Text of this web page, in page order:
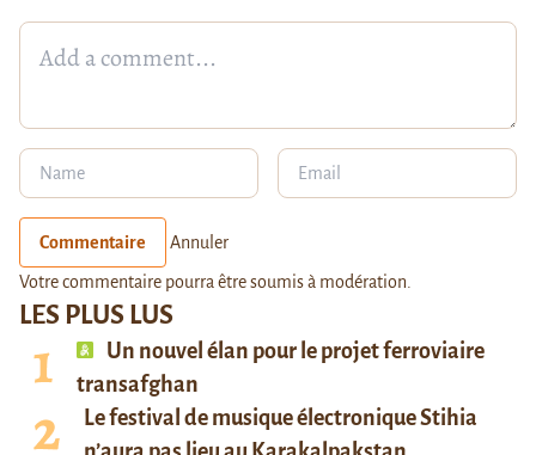
LES PLUS LUS
Un nouvel élan pour le projet ferroviaire
transafghan
Le festival de musique électronique Stihia
Commentaire Annuler
Votre commentaire pourra être soumis à modération.